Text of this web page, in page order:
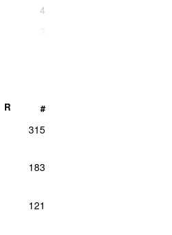
4
1
R #
315
183
121